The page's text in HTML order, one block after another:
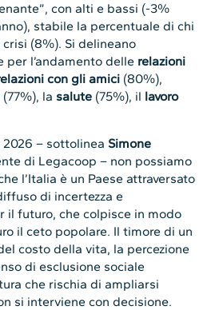
con alti e bassi (-3%
stabile la percentuale di chi
(8%). Si delineano
l’andamento delle relazioni
con gli amici (80%),
(77%), la salute (75%), il lavoro
2026 – sottolinea Simone
di Legacoop – non possiamo
l’Italia è un Paese attraversato
di incertezza e
il futuro, che colpisce in modo
il ceto popolare. Il timore di un
costo della vita, la percezione
di esclusione sociale
che rischia di ampliarsi
si interviene con decisione.